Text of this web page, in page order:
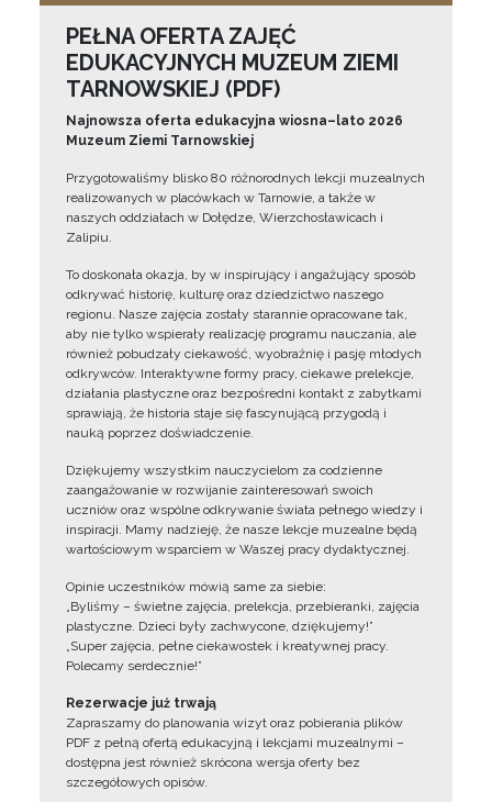
PEŁNA OFERTA ZAJĘĆ
EDUKACYJNYCH MUZEUM ZIEMI
TARNOWSKIEJ (PDF)
Najnowsza oferta edukacyjna wiosna–lato 2026
Muzeum Ziemi Tarnowskiej
Przygotowaliśmy blisko 80 różnorodnych lekcji muzealnych
realizowanych w placówkach w Tarnowie, a także w
naszych oddziałach w Dołędze, Wierzchosławicach i
Zalipiu.
To doskonała okazja, by w inspirujący i angażujący sposób
odkrywać historię, kulturę oraz dziedzictwo naszego
regionu. Nasze zajęcia zostały starannie opracowane tak,
aby nie tylko wspierały realizację programu nauczania, ale
również pobudzały ciekawość, wyobraźnię i pasję młodych
odkrywców. Interaktywne formy pracy, ciekawe prelekcje,
działania plastyczne oraz bezpośredni kontakt z zabytkami
sprawiają, że historia staje się fascynującą przygodą i
nauką poprzez doświadczenie.
Dziękujemy wszystkim nauczycielom za codzienne
zaangażowanie w rozwijanie zainteresowań swoich
uczniów oraz wspólne odkrywanie świata pełnego wiedzy i
inspiracji. Mamy nadzieję, że nasze lekcje muzealne będą
wartościowym wsparciem w Waszej pracy dydaktycznej.
Opinie uczestników mówią same za siebie:
„Byliśmy – świetne zajęcia, prelekcja, przebieranki, zajęcia
plastyczne. Dzieci były zachwycone, dziękujemy!”
„Super zajęcia, pełne ciekawostek i kreatywnej pracy.
Polecamy serdecznie!”
Rezerwacje już trwają
Zapraszamy do planowania wizyt oraz pobierania plików
PDF z pełną ofertą edukacyjną i lekcjami muzealnymi –
dostępna jest również skrócona wersja oferty bez
szczegółowych opisów.